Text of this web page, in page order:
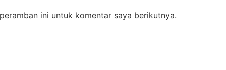
ini untuk komentar saya berikutnya.